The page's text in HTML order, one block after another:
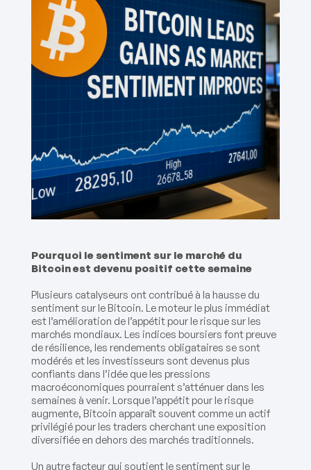
Pourquoi le sentiment sur le marché du
Bitcoin est devenu positif cette semaine
Plusieurs catalyseurs ont contribué à la hausse du
sentiment sur le Bitcoin. Le moteur le plus immédiat
est l’amélioration de l’appétit pour le risque sur les
marchés mondiaux. Les indices boursiers font preuve
de résilience, les rendements obligataires se sont
modérés et les investisseurs sont devenus plus
confiants dans l’idée que les pressions
macroéconomiques pourraient s’atténuer dans les
semaines à venir. Lorsque l’appétit pour le risque
augmente, Bitcoin apparaît souvent comme un actif
privilégié pour les traders cherchant une exposition
diversifiée en dehors des marchés traditionnels.
Un autre facteur qui soutient le sentiment sur le